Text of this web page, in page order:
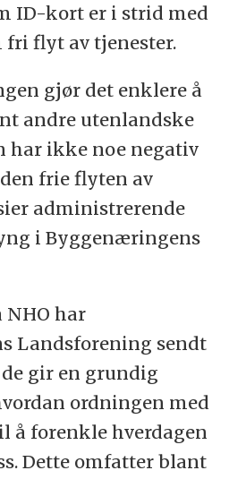
ID-kort er i strid med
fri flyt av tjenester.
gjør det enklere å
andre utenlandske
har ikke noe negativ
frie flyten av
administrerende
i Byggenæringens
har
Landsforening sendt
de gir en grundig
ordningen med
å forenkle hverdagen
Dette omfatter blant